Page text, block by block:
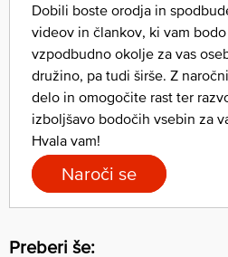
Dobili boste orodja in
videov in člankov, ki vam
vzpodbudno okolje za vas
družino, pa tudi širše. Z
delo in omogočite rast ter
izboljšavo bodočih vsebin za
Hvala vam!
Naroči se
Preberi še: